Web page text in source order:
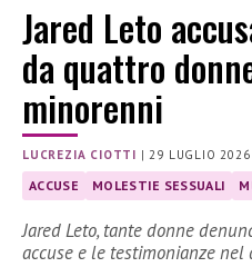
Jared Leto
da quattro
minorenni
LUCREZIA CIOTTI |29 LUGLIO 2026
ACCUSE MOLESTIE SESSUALI
Jared Leto, tante donne
accuse e le testimonianze